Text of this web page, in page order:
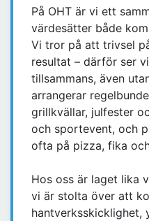
På OHT är vi ett
värdesätter både
Vi tror på att trivsel
resultat – därför ser
tillsammans, även
arrangerar
grillkvällar, julfester
och sportevent, och
ofta på pizza, fika
Hos oss är laget lika
vi är stolta över att
hantverksskicklighet,